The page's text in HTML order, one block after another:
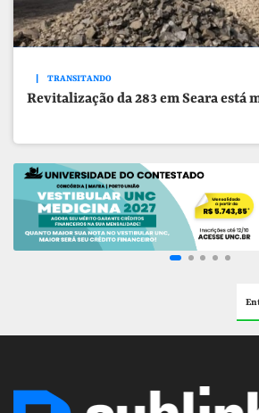
TRANSITANDO
Revitalização da 283 em Seara está